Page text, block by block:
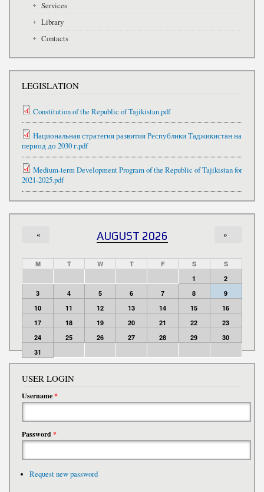
Services
Library
Contacts
LEGISLATION
Constitution of the Republic of Tajikistan.pdf
Национальная стратегия развития Республики Таджикистан на
период до 2030 г.pdf
Medium-term Development Program of the Republic of Tajikistan for
2021-2025.pdf
AUGUST 2026
« »
M T W T F S
S
1
2
3
4 5 6 7 8
9
10
11 12 13 14 15
16
17
18 19 20 21 22
23
24
25 26 27 28 29
30
31
USER LOGIN
Username*
Password*
Request new password